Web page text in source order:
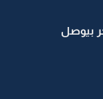
بيوصل